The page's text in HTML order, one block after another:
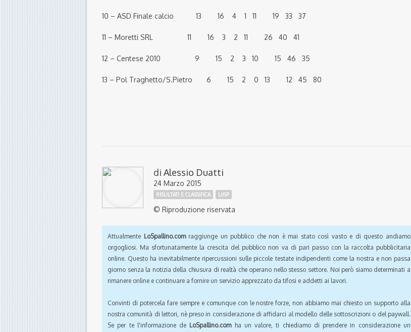
10 – ASD Finale calcio 13 16 4 1 11 19 33 37
11 – Moretti SRL 11 16 3 2 11 26 40 41
12 – Centese 2010 9 15 2 3 10 15 46 35
13 – Pol Traghetto/S.Pietro 6 15 2 0 13 12 45 80
di Alessio Duatti
24 Marzo 2015
RISULTATI E CLASSIFICA UISP
© Riproduzione riservata
Attualmente LoSpallino.comraggiunge un pubblico che non è mai stato così vasto e di questo andiamo
orgogliosi. Ma sfortunatamente la crescita del pubblico non va di pari passo con la raccolta pubblicitaria
online. Questo ha inevitabilmente ripercussioni sulle piccole testate indipendenti come la nostra e non passa
giorno senza la notizia della chiusura di realtà che operano nello stesso settore. Noi però siamo determinati a
rimanere online e continuare a fornire un servizio apprezzato da tifosi e addetti ai lavori.
Convinti di potercela fare sempre e comunque con le nostre forze, non abbiamo mai chiesto un supporto alla
nostra comunità di lettori, nè preso in considerazione di affidarci al modello delle sottoscrizioni o del paywall.
Se per te l'informazione de LoSpallino.comha un valore, ti chiediamo di prendere in considerazione un